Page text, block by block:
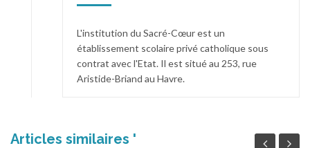
L'institution du Sacré-Cœur est un
établissement scolaire privé catholique sous
contrat avec l'Etat. Il est situé au 253, rue
Aristide-Briand au Havre.
Articles similaires '